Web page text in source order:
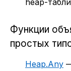
heap-
Функции
простых
Heap.Any